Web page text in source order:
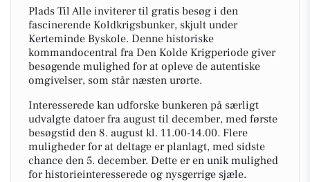
Plads Til Alle inviterer til gratis besøg i den
fascinerende Koldkrigsbunker, skjult under
Kerteminde Byskole. Denne historiske
kommandocentral fra Den Kolde Krigperiode giver
besøgende mulighed for at opleve de autentiske
omgivelser, som står næsten urørte.
Interesserede kan udforske bunkeren på særligt
udvalgte datoer fra august til december, med første
besøgstid den 8. august kl. 11.00-14.00. Flere
muligheder for at deltage er planlagt, med sidste
chance den 5. december. Dette er en unik mulighed
for historieinteresserede og nysgerrige sjæle.